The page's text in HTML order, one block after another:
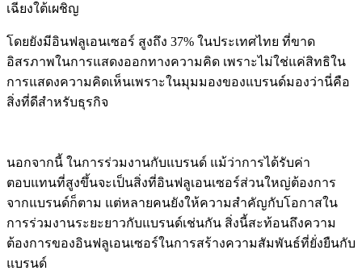
เฉียงใต้เผชิญ
โดยยังมีอินฟลูเอนเซอร์ สูงถึง 37% ในประเทศไทย ที่ขาด
อิสรภาพในการแสดงออกทางความคิด เพราะไม่ใช่แค่สิทธิใน
การแสดงความคิดเห็นเพราะในมุมมองของแบรนด์มองว่านี่คือ
สิ่งที่ดีสำหรับธุรกิจ
นอกจากนี้ ในการร่วมงานกับแบรนด์ แม้ว่าการได้รับค่า
ตอบแทนที่สูงขึ้นจะเป็นสิ่งที่อินฟลูเอนเซอร์ส่วนใหญ่ต้องการ
จากแบรนด์ก็ตาม แต่หลายคนยังให้ความสำคัญกับโอกาสใน
การร่วมงานระยะยาวกับแบรนด์เช่นกัน สิ่งนี้สะท้อนถึงความ
ต้องการของอินฟลูเอนเซอร์ในการสร้างความสัมพันธ์ที่ยั่งยืนกับ
แบรนด์